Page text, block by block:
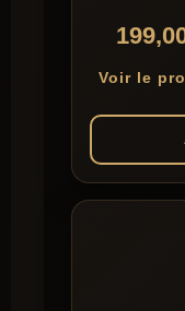
Voir le